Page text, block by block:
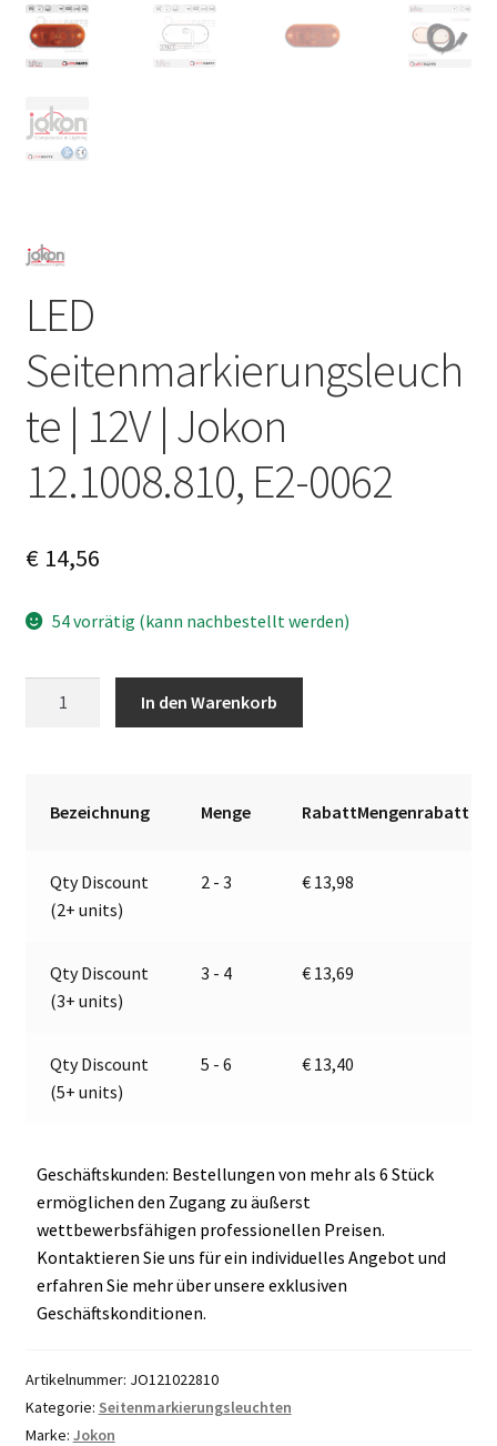
LED
Seitenmarkierungsleuch
te | 12V | Jokon
12.1008.810, E2-0062
€14,56
54 vorrätig (kann nachbestellt werden)
0062
In den Warenkorb
r
t
e
Bezeichnung Menge RabattMengenrabatt
Qty Discount
(2+ units)
2 - 3 € 13,98
Qty Discount
(3+ units)
3 - 4 € 13,69
Qty Discount
(5+ units)
5 - 6 € 13,40
Geschäftskunden: Bestellungen von mehr als 6 Stück
ermöglichen den Zugang zu äußerst
wettbewerbsfähigen professionellen Preisen.
Kontaktieren Sie uns für ein individuelles Angebot und
erfahren Sie mehr über unsere exklusiven
Geschäftskonditionen.
Artikelnummer: JO121022810
Kategorie: Seitenmarkierungsleuchten
Marke: Jokon